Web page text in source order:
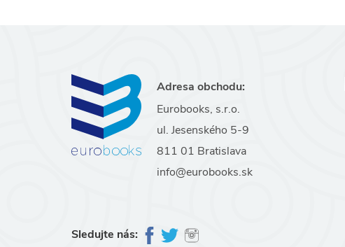
Adresa obchodu:
Eurobooks, s.r.o.
ul. Jesenského 5-9
811 01 Bratislava
info@eurobooks.sk
Sledujte nás: